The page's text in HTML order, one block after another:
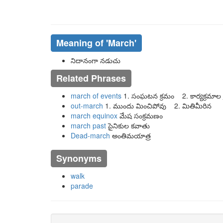
Meaning of 'march'
నిదానంగా నడుచు
Related Phrases
march of events 1. సంఘటన క్రమం 2. కార్యక్రమాల
out-march 1. ముందు మించిపోవు 2. మితిమీరిన
march equinox మేష సంక్రమణం
march pastసైనికుల కవాతు
Dead-march అంతిమయాత్ర
Synonyms
walk
parade